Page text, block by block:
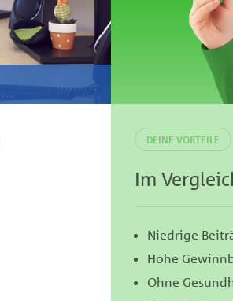
DEINE VORTEILE
Im
Niedrige
Hohe
Ohne